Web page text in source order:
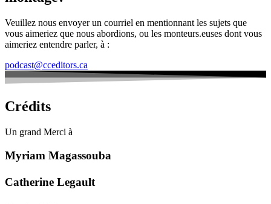
Veuillez nous envoyer un courriel en mentionnant les sujets que
vous aimeriez que nous abordions, ou les monteurs.euses dont vous
aimeriez entendre parler, à :
podcast@cceditors.ca
Crédits
Un grand Merci à
Myriam Magassouba
Catherine Legault